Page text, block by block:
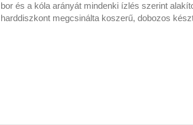
bor és a kóla arányát mindenki ízlés szerint
harddiszkont megcsinálta koszerű, dobozos